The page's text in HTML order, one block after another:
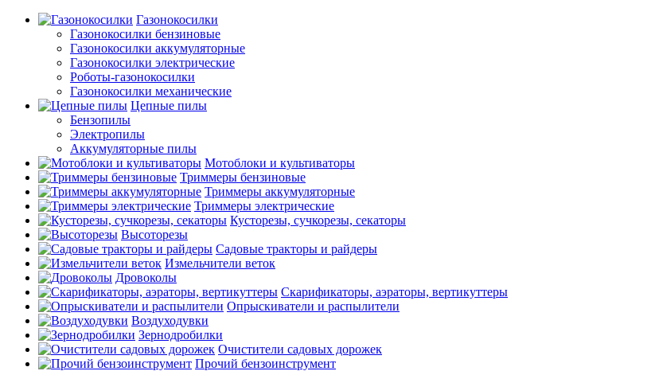
Газонокосилки
Газонокосилки бензиновые
Газонокосилки аккумуляторные
Газонокосилки электрические
Роботы-газонокосилки
Газонокосилки механические
Цепные пилы
Бензопилы
Электропилы
Аккумуляторные пилы
Мотоблоки и культиваторы
Триммеры бензиновые
Триммеры аккумуляторные
Триммеры электрические
Кусторезы, сучкорезы, секаторы
Высоторезы
Садовые тракторы и райдеры
Измельчители веток
Дровоколы
Скарификаторы, аэраторы, вертикуттеры
Опрыскиватели и распылители
Воздуходувки
Зернодробилки
Очистители садовых дорожек
Прочий бензоинструмент